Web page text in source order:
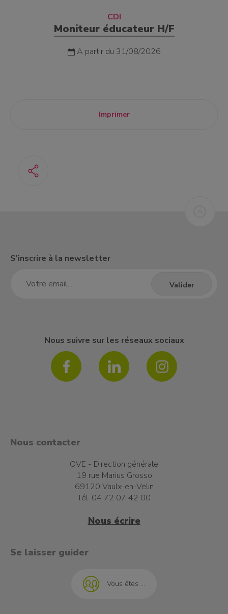
CDI
Moniteur éducateur H/F
A partir du 31/08/2026
Imprimer
S'inscrire à la newsletter
Nous suivre sur les réseaux sociaux
Nous contacter
OVE - Direction générale
19 rue Marius Grosso
69120 Vaulx-en-Velin
Tél. 04 72 07 42 00
Nous écrire
Se laisser guider
Vous êtes ...